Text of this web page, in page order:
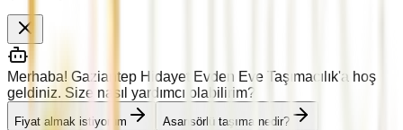
Merhaba! Gaziantep Hidayet Evden Eve Taşımacılık'a hoş
geldiniz. Size nasıl yardımcı olabilirim?
Fiyat almak istiyorum Asansörlü taşıma nedir?